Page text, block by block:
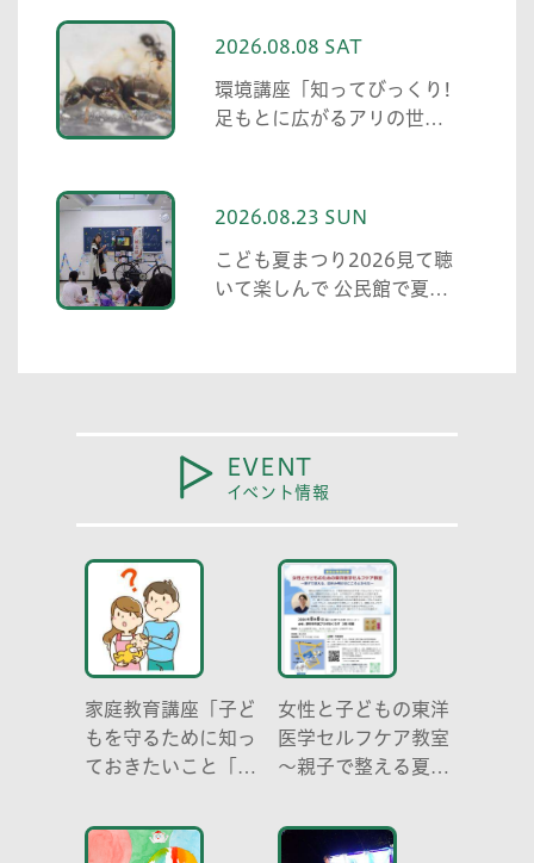
2026.08.08 SAT
環境講座「知ってびっくり!
足もとに広がるアリの世界
2026.08.23 SUN
こども夏まつり2026見て聴
いて楽しんで 公民館で夏の
EVENT
イベント情報
家庭教育講座「子ど
もを守るために知っ
ておきたいこと「プ
どう伝える? (幼児
編)」
女性と子どもの東洋
医学セルフケア教室
～親子で整える夏休
らだ～